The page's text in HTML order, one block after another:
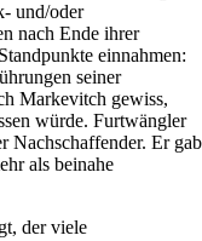
und/oder
nach Ende ihrer
einnahmen:
seiner
Markevitch gewiss,
würde. Furtwängler
Nachschaffender. Er gab
als beinahe
der viele